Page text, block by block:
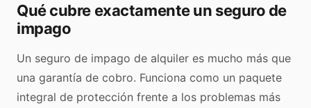
Qué cubre exactamente un seguro de
impago
Un seguro de impago de alquiler es mucho más que
una garantía de cobro. Funciona como un paquete
integral de protección frente a los problemas más